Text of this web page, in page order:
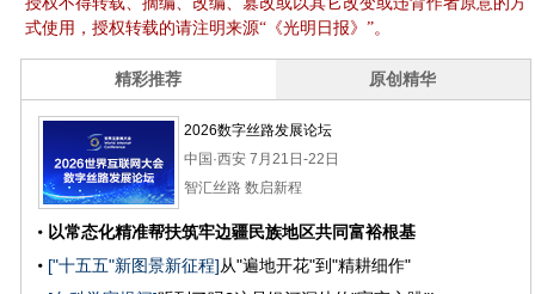
式使用，授权转载的请注明来源“《光明日报》”。